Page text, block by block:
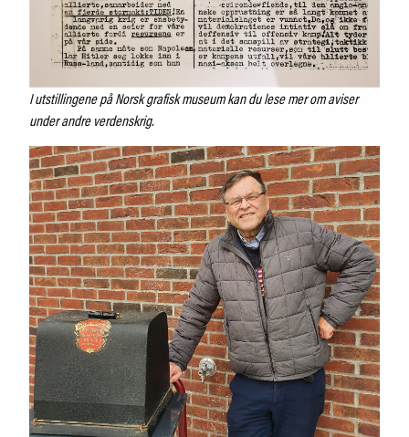
I utstillingene på Norsk grafisk museum kan du lese mer om aviser
under andre verdenskrig.